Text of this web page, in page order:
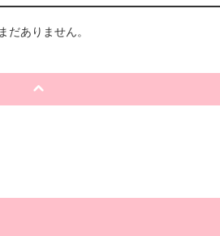
だありません。